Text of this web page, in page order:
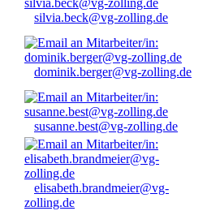
silvia.beck@vg-zolling.de
dominik.berger@vg-zolling.de
susanne.best@vg-zolling.de
elisabeth.brandmeier@vg-
zolling.de